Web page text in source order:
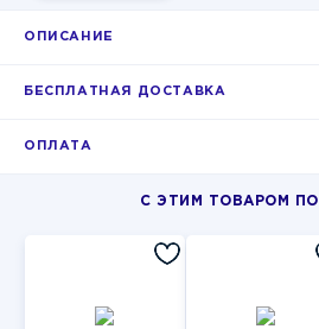
ОПИСАНИЕ
БЕСПЛАТНАЯ ДОСТАВКА
ОПЛАТА
С ЭТИМ ТОВАРОМ